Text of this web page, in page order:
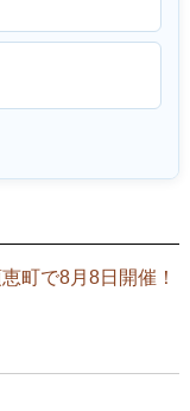
町で8月8日開催！